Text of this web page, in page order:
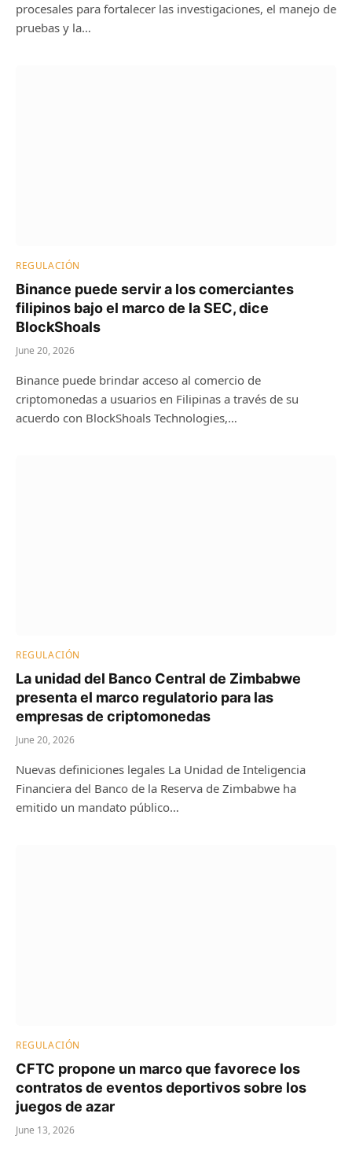
procesales para fortalecer las investigaciones, el manejo de
pruebas y la…
REGULACIÓN
Binance puede servir a los comerciantes
filipinos bajo el marco de la SEC, dice
BlockShoals
June 20, 2026
Binance puede brindar acceso al comercio de
criptomonedas a usuarios en Filipinas a través de su
acuerdo con BlockShoals Technologies,…
REGULACIÓN
La unidad del Banco Central de Zimbabwe
presenta el marco regulatorio para las
empresas de criptomonedas
June 20, 2026
Nuevas definiciones legales La Unidad de Inteligencia
Financiera del Banco de la Reserva de Zimbabwe ha
emitido un mandato público…
REGULACIÓN
CFTC propone un marco que favorece los
contratos de eventos deportivos sobre los
juegos de azar
June 13, 2026